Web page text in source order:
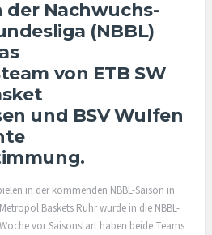
der Nachwuchs-
(NBBL)
von ETB SW
und BSV Wulfen
in der kommenden NBBL-Saison in
Baskets Ruhr wurde in die NBBL-
vor Saisonstart haben beide Teams